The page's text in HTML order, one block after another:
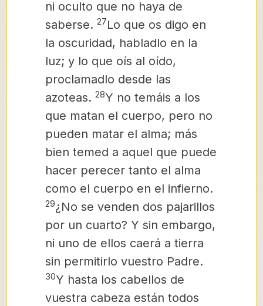
ni oculto que no haya de
saberse. 27Lo que os digo en
la oscuridad, habladlo en la
luz; y lo que oís al oído,
proclamadlo desde las
azoteas. 28Y no temáis a los
que matan el cuerpo, pero no
pueden matar el alma; más
bien temed a aquel que puede
hacer perecer tanto el alma
como el cuerpo en el infierno.
29¿No se venden dos pajarillos
por un cuarto? Y sin embargo,
ni uno de ellos caerá a tierra
sin permitirlo vuestro Padre.
30Y hasta los cabellos de
vuestra cabeza están todos